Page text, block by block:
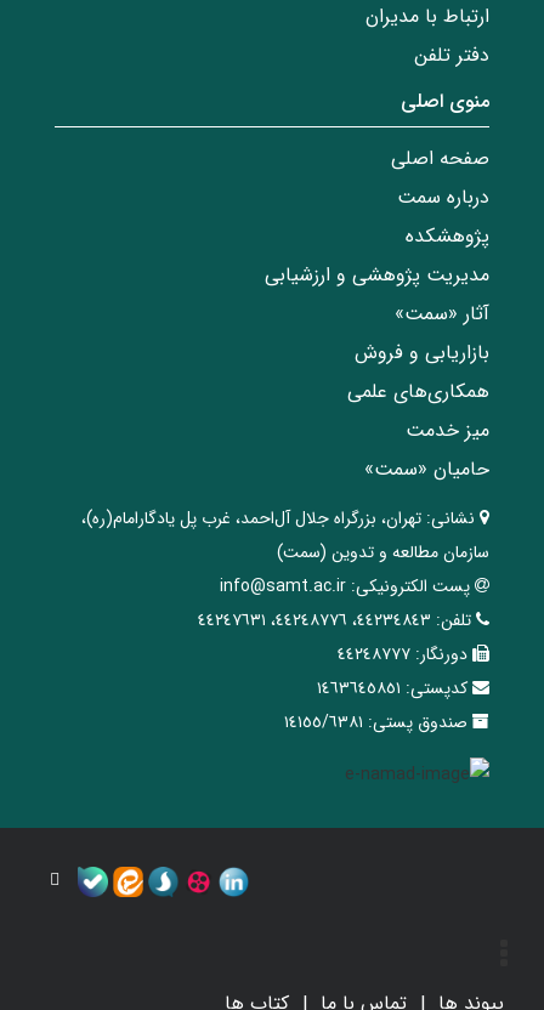
ارتباط با مدیران
دفتر تلفن
منوی اصلی
صفحه اصلی
درباره سمت
پژوهشکده
مدیریت پژوهشی و ارزشیابی
آثار «سمت»
بازاریابی و فروش
همکاری‌های علمی
میز خدمت
حامیان «سمت»
نشانی: تهران، ‌بزرگراه ‌جلال آل‌احمد، غرب پل يادگار‌امام(ره)‌،
سازمان مطالعه و تدوین‌ (سمت)
پست الکترونیکی: info@samt.ac.ir
تلفن: ٤٤٢٣٤٨٤٣، ٤٤٢٤٨٧٧٦، ٤٤٢٤٧٦٣١
دورنگار: ٤٤٢٤٨٧٧٧
کدپستی: ١٤٦٣٦٤٥٨٥١
صندوق پستی: ١٤١٥٥/٦٣٨١
پیوند ها تماس با ما کتاب ها